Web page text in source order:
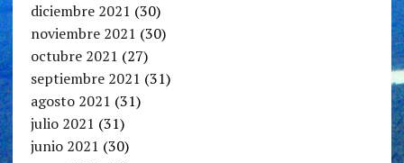
diciembre 2021 (30)
noviembre 2021 (30)
octubre 2021 (27)
septiembre 2021 (31)
agosto 2021 (31)
julio 2021 (31)
junio 2021 (30)